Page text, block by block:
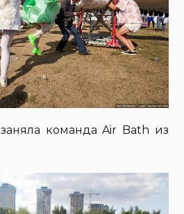
команда Air Bath из